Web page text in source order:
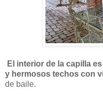
El interior de la capilla
y hermosos techos con
de baile.